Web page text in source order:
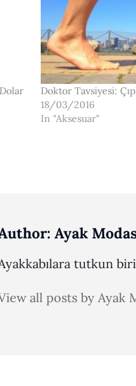
Doktor Tavsiyesi:
18/03/2016
In "Aksesuar"
Ayak
tutkun
all posts by Ayak